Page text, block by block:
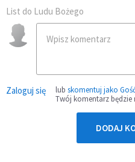
List do Ludu Bożego
Zaloguj się lub skomentuj jako
Twój komentarz
DODAJ